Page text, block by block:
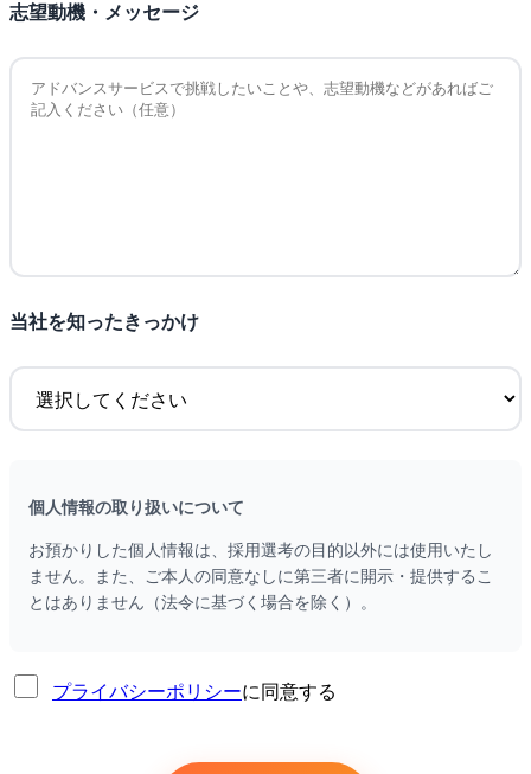
志望動機・メッセージ
当社を知ったきっかけ
個人情報の取り扱いについて
お預かりした個人情報は、採用選考の目的以外には使用いたし
ません。また、ご本人の同意なしに第三者に開示・提供するこ
とはありません（法令に基づく場合を除く）。
プライバシーポリシーに同意する